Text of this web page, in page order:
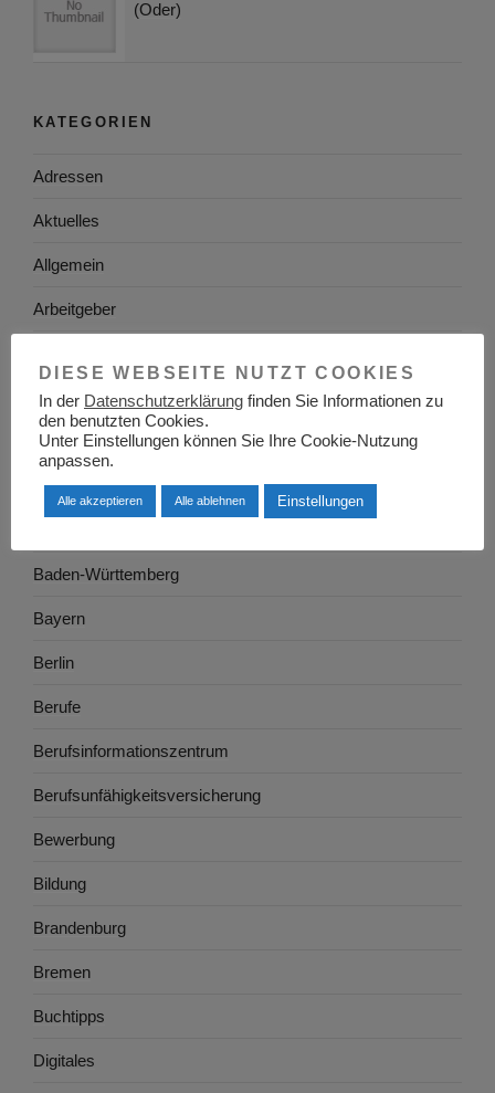
(Oder)
KATEGORIEN
Adressen
Aktuelles
Allgemein
Arbeitgeber
Arbeitsrecht
Arbeitswelt
Arbeitszeugnis
Baden-Württemberg
Bayern
Berlin
Berufe
Berufsinformationszentrum
Berufsunfähigkeitsversicherung
Bewerbung
Bildung
Brandenburg
Bremen
Buchtipps
Digitales
DIESE WEBSEITE NUTZT COOKIES
In der Datenschutzerklärung finden Sie Informationen zu
den benutzten Cookies.
Unter Einstellungen können Sie Ihre Cookie-Nutzung
anpassen.
Alle akzeptieren Alle ablehnen Einstellungen